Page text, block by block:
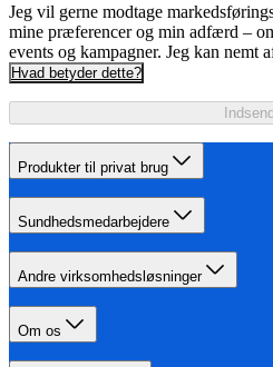
Jeg vil gerne modtage
mine præferencer og min adfærd –
events og kampagner. Jeg kan nemt
Hvad betyder dette?
Produkter til privat brug
Sundhedsmedarbejdere
Andre virksomhedsløsninger
Om os